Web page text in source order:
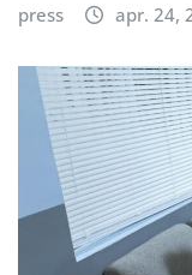
press apr. 24,